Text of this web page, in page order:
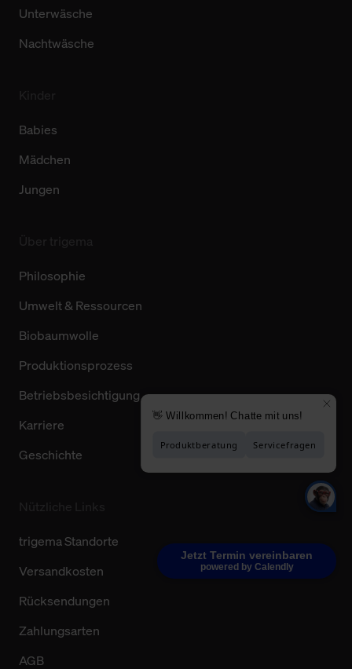
Jetzt Termin vereinbaren
powered by Calendly
Unterwäsche
Nachtwäsche
Babies
Mädchen
Jungen
Philosophie
Umwelt & Ressourcen
Biobaumwolle
Produktionsprozess
Betriebsbesichtigung
Karriere
Geschichte
trigema Standorte
Versandkosten
Rücksendungen
Zahlungsarten
AGB